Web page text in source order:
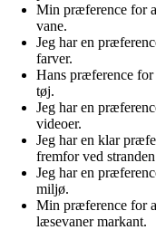
Min præference for
vane.
Jeg har en
farver.
Hans præference
tøj.
Jeg har en
videoer.
Jeg har en klar
fremfor ved
Jeg har en
miljø.
Min præference for
læsevaner markant.